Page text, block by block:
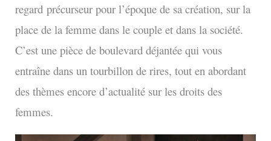
regard précurseur pour l’époque de sa création, sur la
place de la femme dans le couple et dans la société.
C’est une pièce de boulevard déjantée qui vous
entraîne dans un tourbillon de rires, tout en abordant
des thèmes encore d’actualité sur les droits des
femmes.